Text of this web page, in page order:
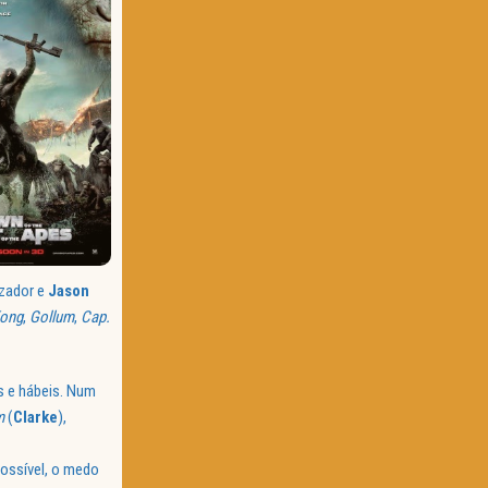
e Jason
, Gollum, Cap.
hábeis. Num
(Clarke),
o medo